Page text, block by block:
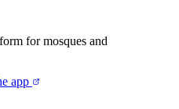
for mosques and
app